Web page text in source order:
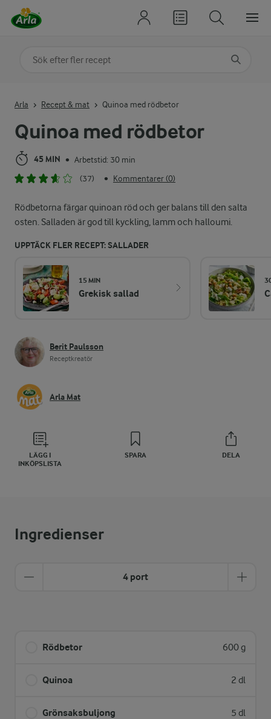
Quinoa med rödbetor
45 MIN • Arbetstid: 30 min
(37)
• Kommentarer (0)
Rödbetorna färgar quinoan röd och ger balans till den salta
osten. Salladen är god till kyckling, lamm och halloumi.
UPPTÄCK FLER RECEPT: SALLADER
15 MIN
Grekisk sallad
Berit Paulsson
Receptkreatör
Arla Mat
LÄGG I
INKÖPSLISTA
SPARA DELA
Arla Recept & mat Quinoa med rödbetor
Ingredienser
4 port
Rödbetor 600 g
Quinoa 2 dl
Grönsaksbuljong 5 dl
Sök på kategori eller ingrediens